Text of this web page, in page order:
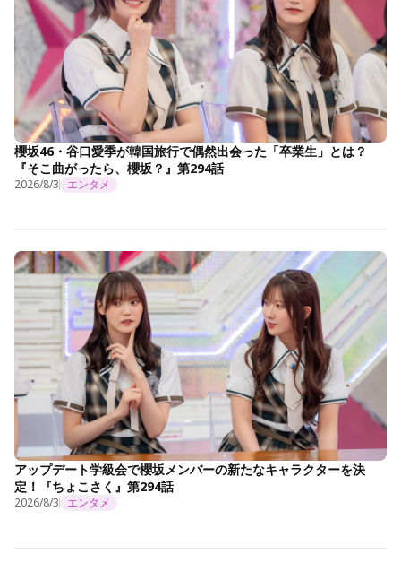
櫻坂46・谷口愛季が韓国旅行で偶然出会った「卒業生」とは？
『そこ曲がったら、櫻坂？』第294話
2026/8/3 エンタメ
アップデート学級会で櫻坂メンバーの新たなキャラクターを決
定！『ちょこさく』第294話
2026/8/3 エンタメ